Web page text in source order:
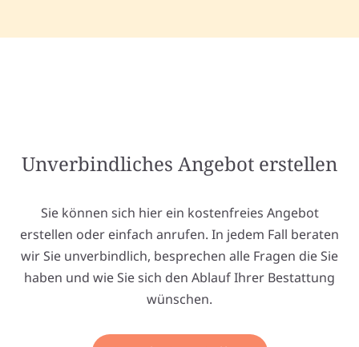
Unverbindliches Angebot erstellen
Sie können sich hier ein kostenfreies Angebot
erstellen oder einfach anrufen. In jedem Fall beraten
wir Sie unverbindlich, besprechen alle Fragen die Sie
haben und wie Sie sich den Ablauf Ihrer Bestattung
wünschen.